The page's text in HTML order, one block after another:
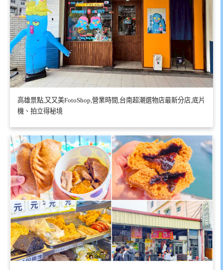
高雄景點,又又美FotoShop,營業時間,台南超潮選物店最新分店,底片
機、拍立得秘境